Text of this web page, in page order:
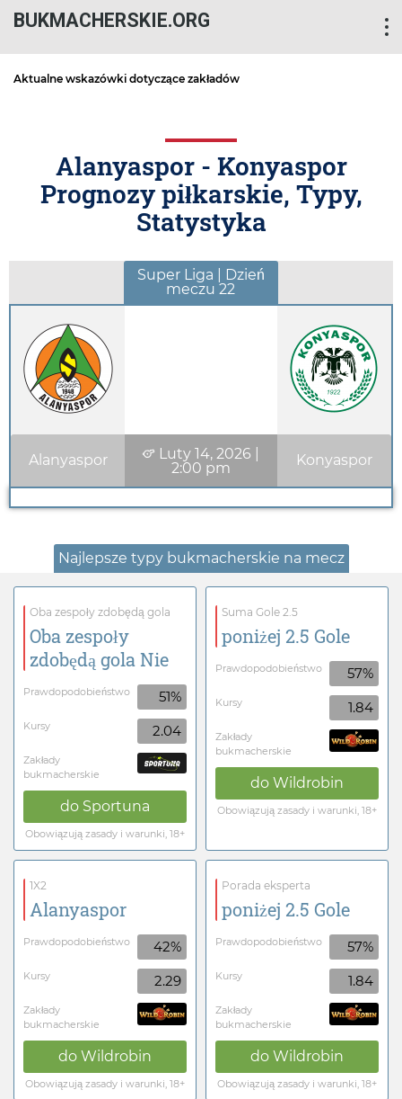
BUKMACHERSKIE.ORG
Aktualne wskazówki dotyczące zakładów
Alanyaspor - Konyaspor
Prognozy piłkarskie, Typy,
Statystyka
Super Liga | Dzień
meczu 22
Alanyaspor Luty 14, 2026
2:00 pm
Konyaspor
Najlepsze typy bukmacherskie na mecz
Oba zespoły zdobędą gola
Oba zespoły
zdobędą gola Nie
Prawdopodobieństwo 51%
Kursy 2.04
Zakłady
bukmacherskie
do Sportuna
Obowiązują zasady i warunki, 18+
Suma Gole 2.5
poniżej 2.5 Gole
Prawdopodobieństwo 57%
Kursy 1.84
Zakłady
bukmacherskie
do Wildrobin
Obowiązują zasady i warunki, 18+
1X2
Alanyaspor
Prawdopodobieństwo 42%
Kursy 2.29
Zakłady
bukmacherskie
do Wildrobin
Obowiązują zasady i warunki, 18+
Porada eksperta
poniżej 2.5 Gole
Prawdopodobieństwo 57%
Kursy 1.84
Zakłady
bukmacherskie
do Wildrobin
Obowiązują zasady i warunki, 18+